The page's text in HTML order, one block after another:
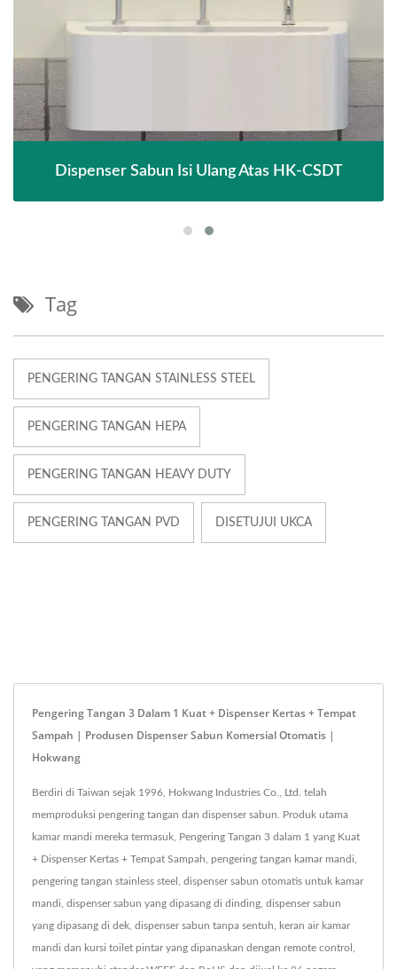
Dispenser Sabun Isi Ulang Atas HK-CSDT
Tag
PENGERING TANGAN STAINLESS STEEL
PENGERING TANGAN HEPA
PENGERING TANGAN HEAVY DUTY
PENGERING TANGAN PVD DISETUJUI UKCA
Pengering Tangan 3 Dalam 1 Kuat + Dispenser Kertas + Tempat
Sampah | Produsen Dispenser Sabun Komersial Otomatis |
Hokwang
Berdiri di Taiwan sejak 1996, Hokwang Industries Co., Ltd. telah
memproduksi pengering tangan dan dispenser sabun. Produk utama
kamar mandi mereka termasuk, Pengering Tangan 3 dalam 1 yang Kuat
+ Dispenser Kertas + Tempat Sampah, pengering tangan kamar mandi,
pengering tangan stainless steel, dispenser sabun otomatis untuk kamar
mandi, dispenser sabun yang dipasang di dinding, dispenser sabun
yang dipasang di dek, dispenser sabun tanpa sentuh, keran air kamar
mandi dan kursi toilet pintar yang dipanaskan dengan remote control,